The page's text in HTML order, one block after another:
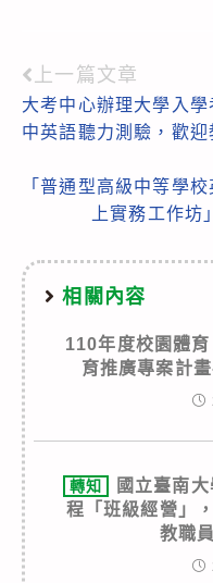
Read
more
上一篇文章
大考中心辦理大學入
中英語聽力測驗，歡迎
「普通型高級中等學
上實務工作坊
相關內容
110年度校園體
育推廣專案計
轉知
國立臺南
程「班級經營」
教職